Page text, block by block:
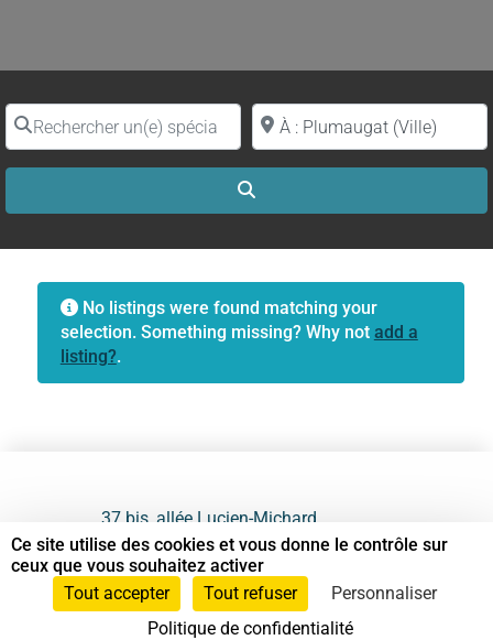
Rechercher un(e) spécialiste par nomProche de (ville ou région)
No listings were found matching your
selection. Something missing? Why not add a
listing?.
37 bis, allée Lucien-Michard
93190 Livry-Gargan
06 61 87 28 09
Ce site utilise des cookies et vous donne le contrôle sur
ceux que vous souhaitez activer
Tout accepter
Tout refuser
Personnaliser
Politique de confidentialité